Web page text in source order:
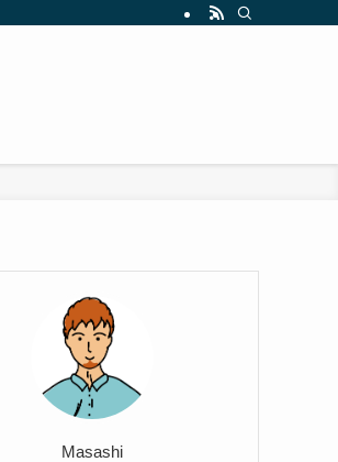
ています。実用的で効果的な英語学習方法（英会
Masashi